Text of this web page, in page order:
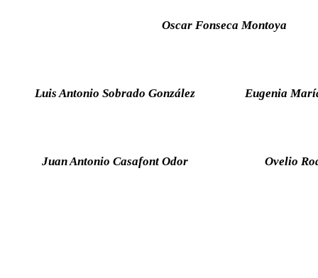
Oscar Fonseca Montoya
Luis Antonio Sobrado González Eugenia
Juan Antonio Casafont Odor Ovelio